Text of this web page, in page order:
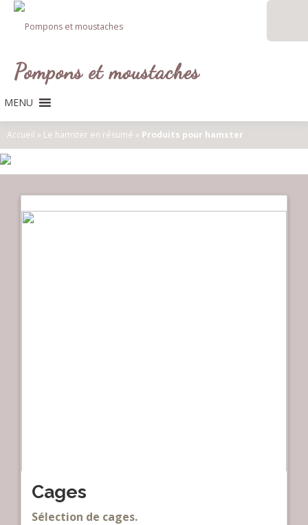
Aller
contenu
Pompons et moustaches
MENU
Accueil » Le hamster en résumé » Produits pour hamster
Cages
Sélection de cages.